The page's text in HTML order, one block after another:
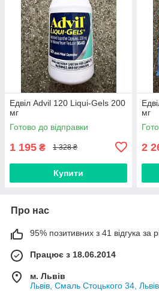
Едвіл Advil 120 Liqui-Gels 200
мг
Готово до відправки
1 195 ₴ 1 328 ₴
Купити
мг
2
Про нас
95% позитивних з 41 відгука за
Працює з 18.06.2014
м. Львів
Львів, Смаль Стоцького 34,